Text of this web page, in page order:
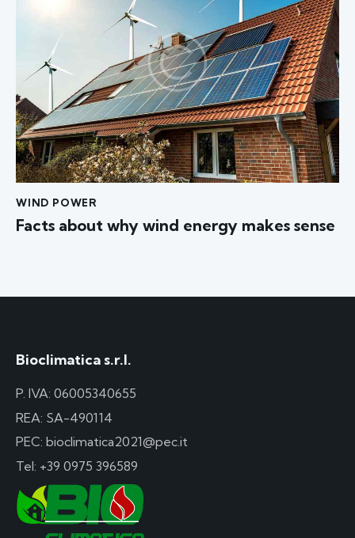
WIND POWER
Facts about why wind energy makes sense
Bioclimatica s.r.l.
P. IVA: 06005340655
REA: SA-490114
PEC: bioclimatica2021@pec.it
Tel: +39 0975 396589